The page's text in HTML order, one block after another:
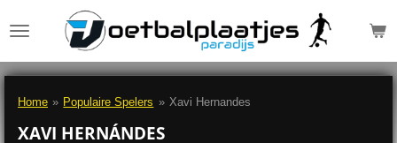
direct
de
Home » Populaire Spelers » Xavi Hernandes
XAVI HERNÁNDES